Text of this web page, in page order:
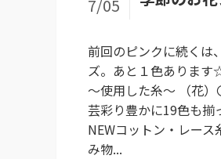
7/05
前回のピンクに続く
ズ。あと１色ありま
～使用した糸～ （花
芸彩り豊かに19色も
NEWコットン・レー
み物...